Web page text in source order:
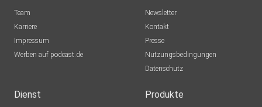
Team
Karriere
Impressum
Werben auf podcast.de
Newsletter
Kontakt
Presse
Nutzungsbedingungen
Datenschutz
Dienst Produkte